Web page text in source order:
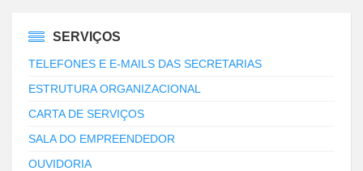
SERVIÇOS
TELEFONES E E-MAILS DAS SECRETARIAS
ESTRUTURA ORGANIZACIONAL
CARTA DE SERVIÇOS
SALA DO EMPREENDEDOR
OUVIDORIA